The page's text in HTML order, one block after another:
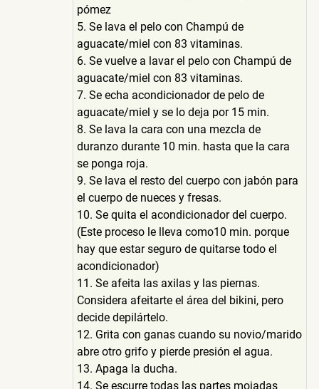
pómez
5. Se lava el pelo con Champú de
aguacate/miel con 83 vitaminas.
6. Se vuelve a lavar el pelo con Champú de
aguacate/miel con 83 vitaminas.
7. Se echa acondicionador de pelo de
aguacate/miel y se lo deja por 15 min.
8. Se lava la cara con una mezcla de
duranzo durante 10 min. hasta que la cara
se ponga roja.
9. Se lava el resto del cuerpo con jabón para
el cuerpo de nueces y fresas.
10. Se quita el acondicionador del cuerpo.
(Este proceso le lleva como10 min. porque
hay que estar seguro de quitarse todo el
acondicionador)
11. Se afeita las axilas y las piernas.
Considera afeitarte el área del bikini, pero
decide depilártelo.
12. Grita con ganas cuando su novio/marido
abre otro grifo y pierde presión el agua.
13. Apaga la ducha.
14. Se escurre todas las partes mojadas